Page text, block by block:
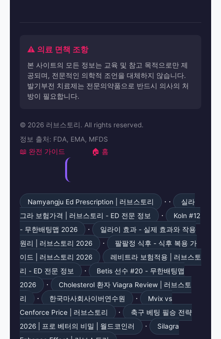
⚠️ 의료 면책 조항
본 사이트의 모든 정보는 교육 및 참고 목적으로만 제
공되며, 전문적인 의학적 조언을 대체하지 않습니다.
발기부전 치료제는 전문의약품으로 반드시 의사의 처
방이 필요합니다.
© 2026 러브스토리. All rights reserved.
정보 출처: FDA, EMA, MFDS
📖 완전 가이드 🏠 홈
Namyangju Ed Prescription | 러브스토리 · ·
실라
그라 보험가격 | 러브스토리 - ED 전문 정보
·
Koln #12
- 무한배팅맵 2026
·
일라이 효과 - 실제 효과와 작용
원리 | 러브스토리 2026
·
팔팔정 식후 - 식후 복용 가
이드 | 러브스토리 2026
레비트라 보험적용 | 러브스토
리 - ED 전문 정보
·
Betis 선수 #20 - 무한배팅맵
2026
·
Cholesterol 환자 Viagra Review | 러브스토
리
· 한국마사회사이버연수원 ·
Mvix vs
Cenforce Price | 러브스토리
·
축구 베팅 필승 전략
2026 | 프로 베터의 비밀 | 월드코인러
·
Silagra